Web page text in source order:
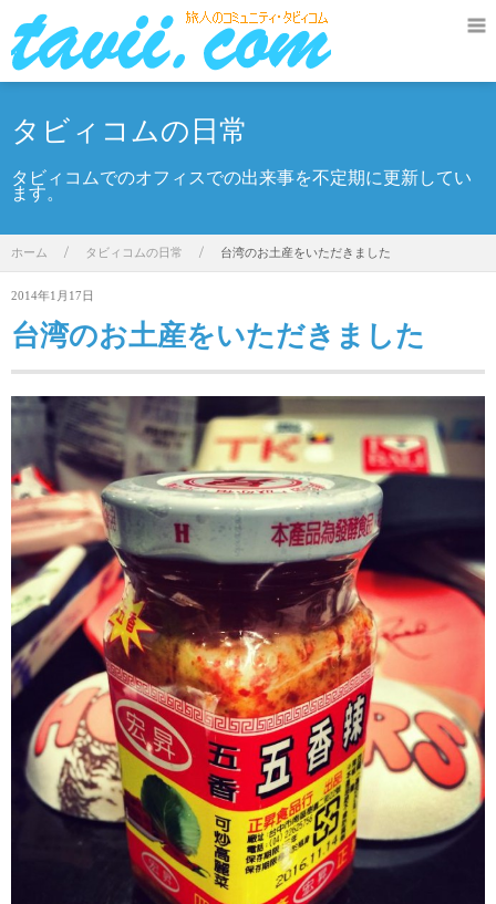
タビィコムの日常
タビィコムでのオフィスでの出来事を不定期に更新してい
ます。
ホーム / タビィコムの日常 / 台湾のお土産をいただきました
2014年1月17日
台湾のお土産をいただきました